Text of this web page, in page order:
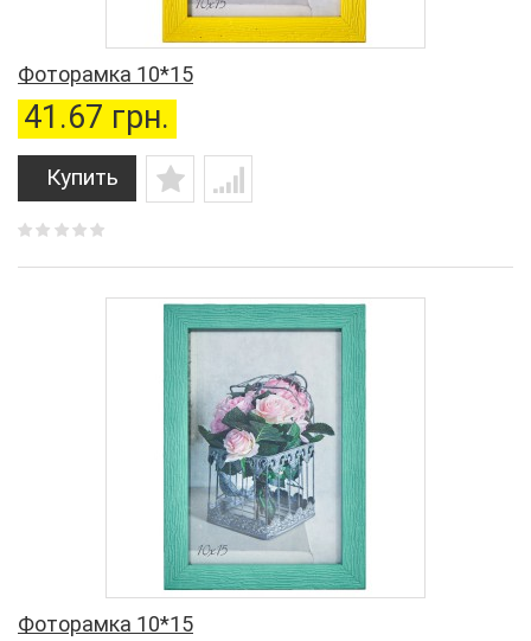
Фоторамка 10*15
41.67 грн.
Купить
Фоторамка 10*15